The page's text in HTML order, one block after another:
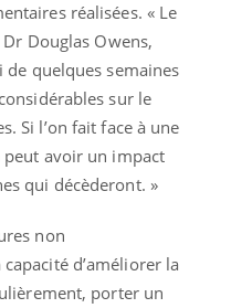
réalisées. « Le
Douglas Owens,
quelques semaines
sur le
Si l’on fait face à une
peut avoir un impact
qui décèderont. »
non
d’améliorer la
porter un